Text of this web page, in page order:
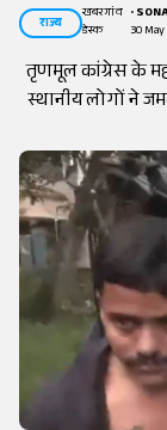
राज्य
खबरगांव
डेस्क
•
30
तृणमूल कांग्रेस के
स्थानीय लोगों ने